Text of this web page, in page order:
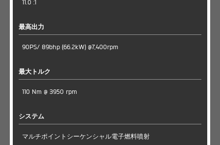
11.0 :1
最高出力
90PS/ 89bhp (66.2kW) @7,400rpm
最大トルク
110 Nm @ 3950 rpm
システム
マルチポイントシーケンシャル電子燃料噴射